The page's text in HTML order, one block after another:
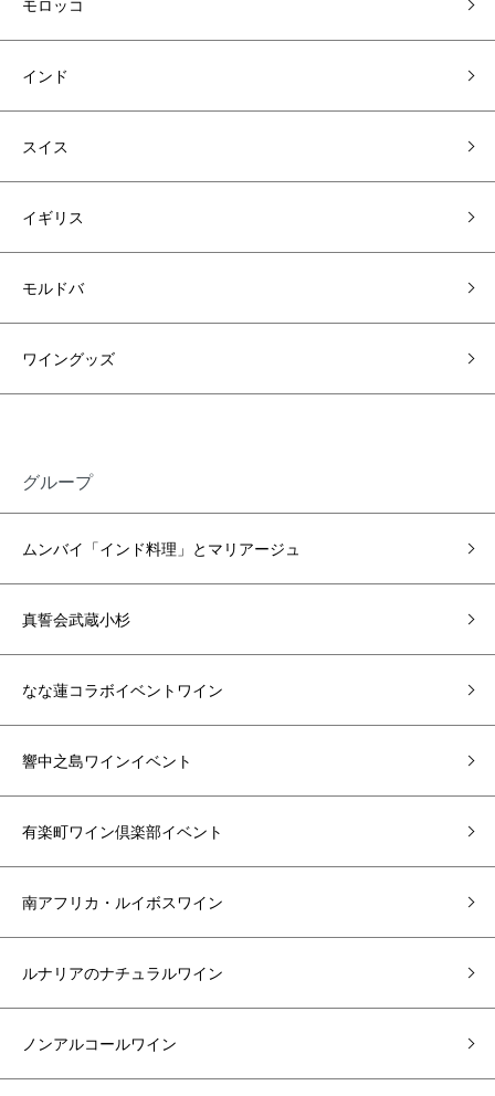
モロッコ
インド
スイス
イギリス
モルドバ
ワイングッズ
グループ
ムンバイ「インド料理」とマリアージュ
真誓会武蔵小杉
なな蓮コラボイベントワイン
響中之島ワインイベント
有楽町ワイン倶楽部イベント
南アフリカ・ルイボスワイン
ルナリアのナチュラルワイン
ノンアルコールワイン